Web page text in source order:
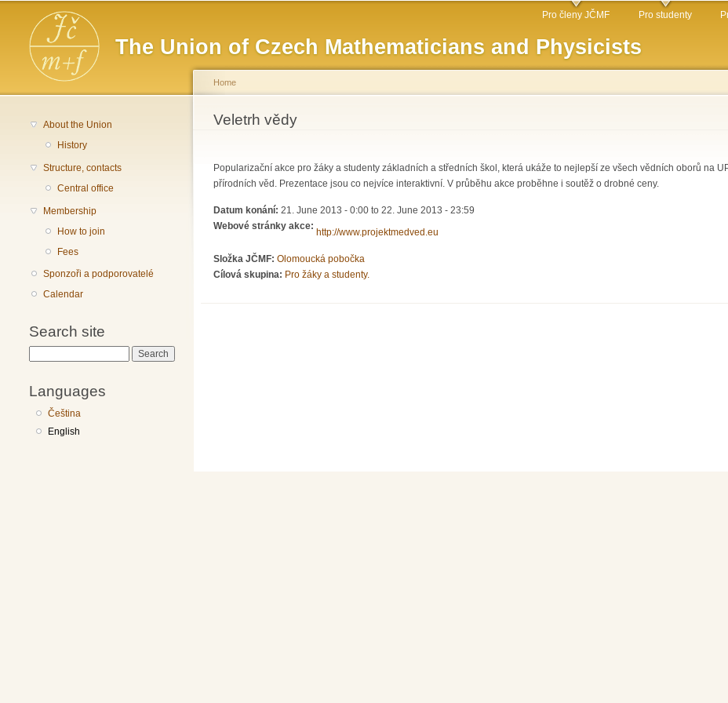
The Union of Czech Mathematicians and Physicists
Main menu Pro členy JČMF Pro studenty
About the Union
History
Structure, contacts
Central office
Membership
How to join
Fees
Sponzoři a podporovatelé
Calendar
Search site
Languages
Čeština
English
You are here
Home
Veletrh vědy
Popularizační akce pro žáky a studenty základních a středních škol, která ukáže to nejlepší ze všech vědních oborů na
přírodních věd. Prezentace jsou co nejvíce interaktivní. V průběhu akce proběhne i soutěž o drobné ceny.
Datum konání: 21. June 2013 - 0:00 to 22. June 2013 - 23:59
Webové stránky akce:
http://www.projektmedved.eu
Složka JČMF: Olomoucká pobočka
Cílová skupina: Pro žáky a studenty.